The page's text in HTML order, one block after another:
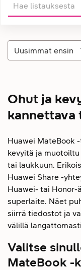
Uusimmat ensin
Ohut ja
kannettava
Huawei MateBook
kevyitä ja
tai laukkuun.
Huawei Share -
Huawei- tai Honor-
superlaite. Näet
siirrä tiedostot ja
välillä
Valitse
MateBook -